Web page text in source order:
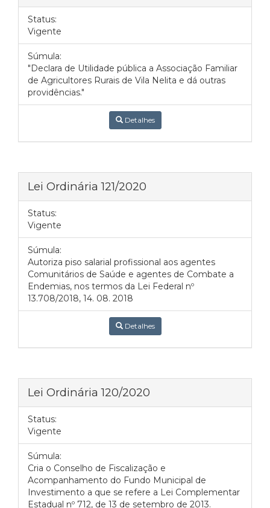
Status:
Vigente
Súmula:
"Declara de Utilidade pública a Associação Familiar
de Agricultores Rurais de Vila Nelita e dá outras
providências."
Detalhes
Lei Ordinária 121/2020
Status:
Vigente
Súmula:
Autoriza piso salarial profissional aos agentes
Comunitários de Saúde e agentes de Combate a
Endemias, nos termos da Lei Federal nº
13.708/2018, 14. 08. 2018
Detalhes
Lei Ordinária 120/2020
Status:
Vigente
Súmula:
Cria o Conselho de Fiscalização e
Acompanhamento do Fundo Municipal de
Investimento a que se refere a Lei Complementar
Estadual nº 712, de 13 de setembro de 2013.